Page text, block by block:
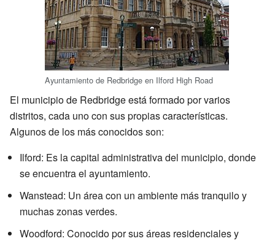
Ayuntamiento de Redbridge en Ilford High Road
El municipio de Redbridge está formado por varios
distritos, cada uno con sus propias características.
Algunos de los más conocidos son:
Ilford: Es la capital administrativa del municipio, donde
se encuentra el ayuntamiento.
Wanstead: Un área con un ambiente más tranquilo y
muchas zonas verdes.
Woodford: Conocido por sus áreas residenciales y